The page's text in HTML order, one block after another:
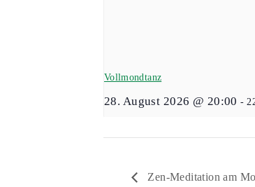
Vollmondtanz
28. August 2026 @ 20:00 -
Zen-Meditation am